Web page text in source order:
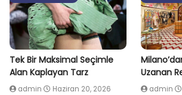
Tek Bir Maksimal Seçimle
Alan Kaplayan Tarz
admin Haziran 20, 2026
Uzanan
admin